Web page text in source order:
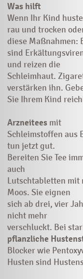
Was hilft
Wenn Ihr Kind
rau und trocken
diese Maßnahmen:
sind
und reizen die
Schleimhaut.
verstärken ihn.
Sie Ihrem Kind
Arzneitees mit
Schleimstoffen aus
tun jetzt gut.
Bereiten Sie Tee
auch
Lutschtabletten mit
Moos. Sie eignen
sich ab drei, vier
nicht mehr
verschluckt. Bei
pflanzliche
Blocker wie
Husten sind